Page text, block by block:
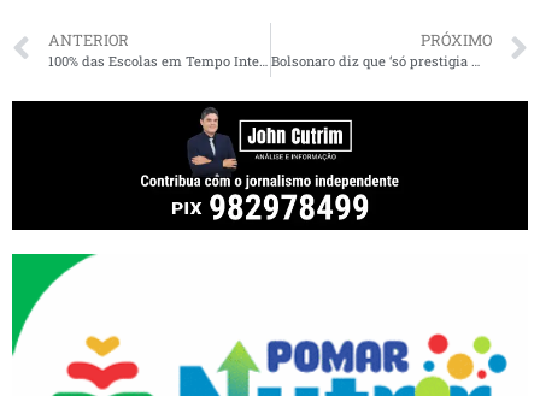
ANTERIOR PRÓXIMO